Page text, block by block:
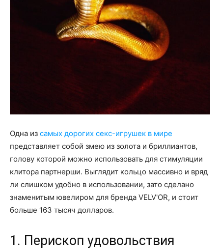
Одна из самых дорогих секс-игрушек в мире
представляет собой змею из золота и бриллиантов,
голову которой можно использовать для стимуляции
клитора партнерши. Выглядит кольцо массивно и вряд
ли слишком удобно в использовании, зато сделано
знаменитым ювелиром для бренда VELV'OR, и стоит
больше 163 тысяч долларов.
1. Перископ удовольствия